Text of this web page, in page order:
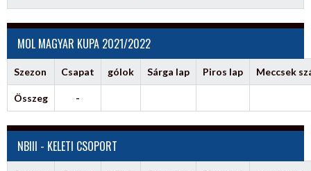
MOL MAGYAR KUPA 2021/2022
Szezon Csapat gólok Sárga lap Piros lap Meccsek
Összeg -
NBIII - KELETI CSOPORT